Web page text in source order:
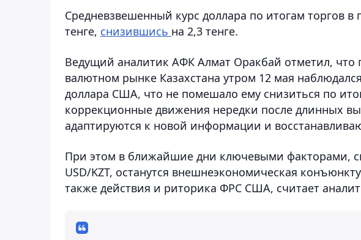
Средневзвешенный курс доллара по итогам торгов в
тенге, снизившись на 2,3 тенге.
Ведущий аналитик АФК Алмат Оракбай отметил, что
валютном рынке Казахстана утром 12 мая
доллара США, что не помешало ему снизиться по
коррекционные движения нередки после длинных
адаптируются к новой информации и
При этом в ближайшие дни ключевыми факторами,
USD/KZT, останутся внешнеэкономическая
также действия и риторика ФРС США, считает